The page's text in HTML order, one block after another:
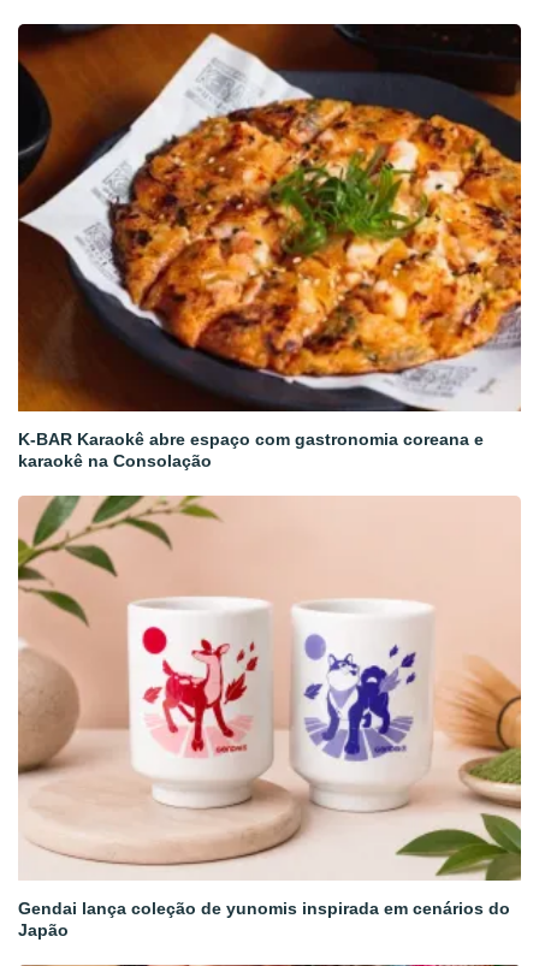
K-BAR Karaokê abre espaço com gastronomia coreana e
karaokê na Consolação
Gendai lança coleção de yunomis inspirada em cenários do
Japão